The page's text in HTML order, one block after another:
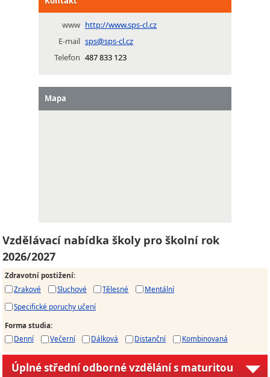
www http://www.sps-cl.cz
E-mail sps@sps-cl.cz
Telefon 487 833 123
Mapa
Vzdělávací nabídka školy pro školní rok
2026/2027
Zdravotní postižení:
Zrakové
Sluchové Tělesné
Mentální
Specifické poruchy učení
Forma studia:
Denní
Večerní Dálková Distanční Kombinovaná
Úplné střední odborné vzdělání s maturitou